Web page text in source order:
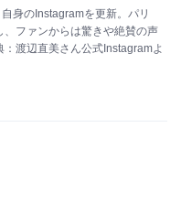
身のInstagramを更新。パリ
ファンからは驚きや絶賛の声
渡辺直美さん公式Instagramよ